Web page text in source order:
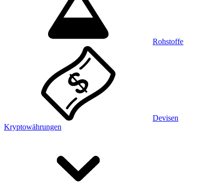
Rohstoffe
Devisen
Kryptowährungen